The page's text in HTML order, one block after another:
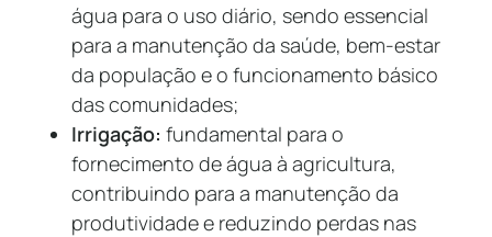
água para o uso diário, sendo essencial
para a manutenção da saúde, bem-estar
da população e o funcionamento básico
das comunidades;
Irrigação: fundamental para o
fornecimento de água à agricultura,
contribuindo para a manutenção da
produtividade e reduzindo perdas nas